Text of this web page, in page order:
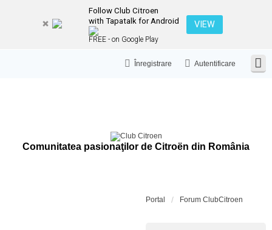
Follow Club Citroen
with Tapatalk for Android
FREE - on Google Play
VIEW
Autentificare
Înregistrare
Comunitatea pasionaţilor de Citroën din România
Portal Forum ClubCitroen